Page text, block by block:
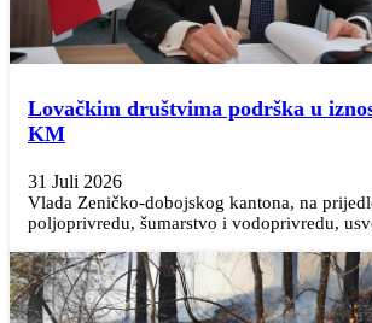
Lovačkim društvima podrška u
KM
31 Juli 2026
Vlada Zeničko-dobojskog kantona, na
poljoprivredu, šumarstvo i vodoprivredu,